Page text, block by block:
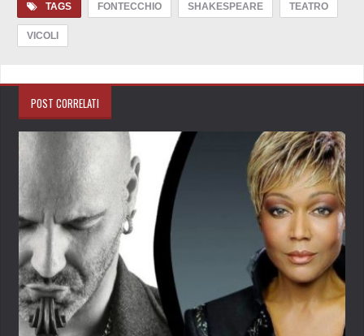
TAGS FONTECCHIO SHAKESPEARE TEATRO
VICOLI
POST CORRELATI